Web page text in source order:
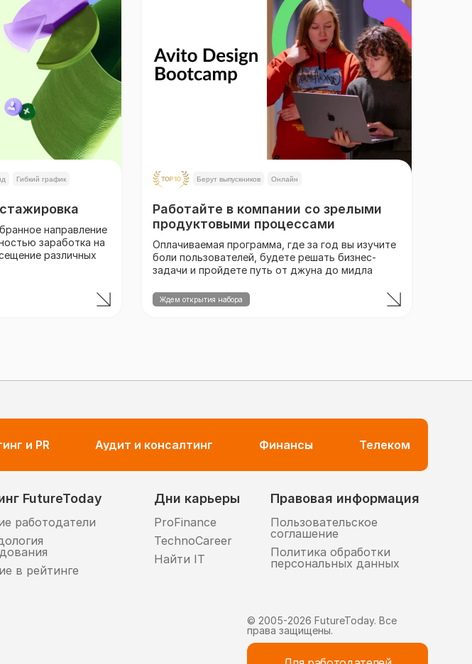
Гибкий график
направление
заработка на
различных
Берут выпускников Онлайн
Работайте в компании со зрелыми
продуктовыми процессами
Оплачиваемая программа, где за год вы изучите
боли пользователей, будете решать бизнес-
задачи и пройдете путь от джуна до мидла
Ждем открытия набора
и PR Аудит и консалтинг Финансы Телеком
FutureToday
работодатели
в рейтинге
Дни карьеры
ProFinance
TechnoCareer
Найти IT
Правовая информация
Пользовательское
соглашение
Политика обработки
персональных данных
© 2005-2026 FutureToday. Все
права защищены.